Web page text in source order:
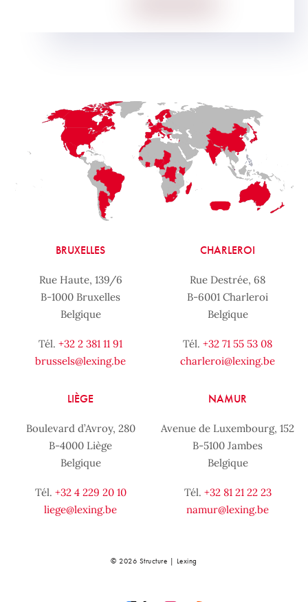
BRUXELLES
Rue Haute, 139/6
B-1000 Bruxelles
Belgique
Tél. +32 2 381 11 91
brussels@lexing.be
CHARLEROI
Rue Destrée, 68
B-6001 Charleroi
Belgique
Tél. +32 71 55 53 08
charleroi@lexing.be
LIÈGE
Boulevard d’Avroy, 280
B-4000 Liège
Belgique
Tél. +32 4 229 20 10
liege@lexing.be
NAMUR
Avenue de Luxembourg, 152
B-5100 Jambes
Belgique
Tél. +32 81 21 22 23
namur@lexing.be
© 2026 Structure | Lexing